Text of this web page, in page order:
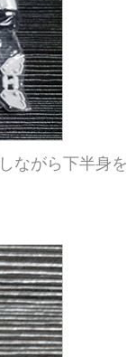
ながら下半身を